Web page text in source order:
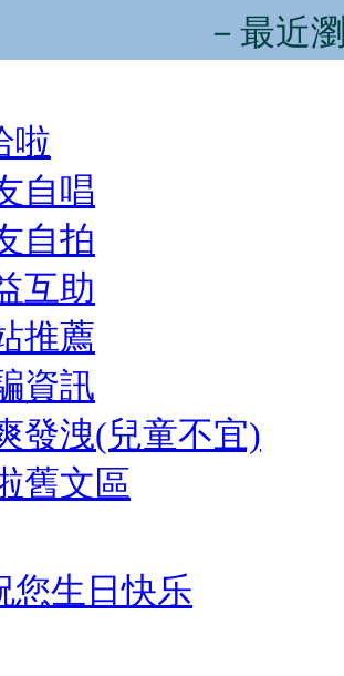
－最近
啦
自唱
自拍
互助
推薦
資訊
發洩(兒童不宜)
舊文區
您生日快乐